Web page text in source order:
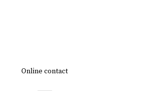
Online contact